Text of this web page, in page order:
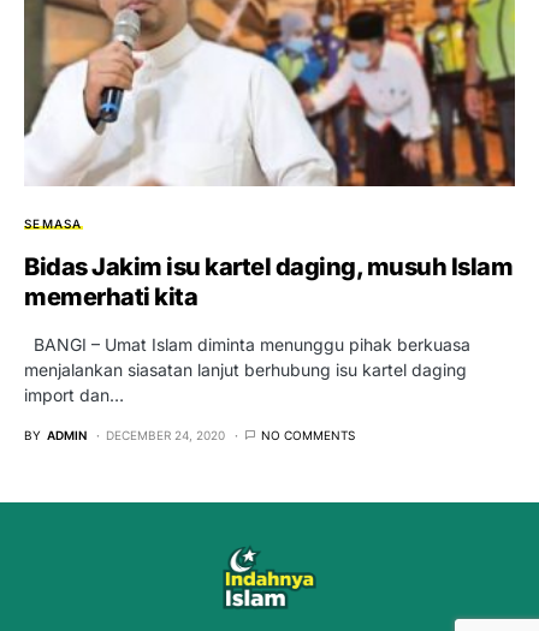
SEMASA
Bidas Jakim isu kartel daging, musuh Islam
memerhati kita
BANGI – Umat Islam diminta menunggu pihak berkuasa
menjalankan siasatan lanjut berhubung isu kartel daging
import dan…
BY ADMIN DECEMBER 24, 2020 NO COMMENTS